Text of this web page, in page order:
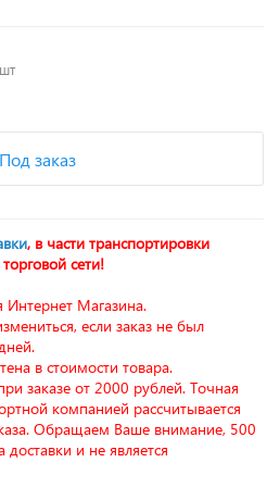
Под заказ
, в части транспортировки
сети!
Интернет Магазина.
если заказ не был
в стоимости товара.
заказе от 2000 рублей. Точная
компанией рассчитывается
Обращаем Ваше внимание, 500
и не является